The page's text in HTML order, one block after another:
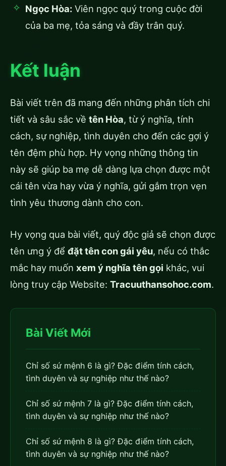
Ngọc Hòa: Viên ngọc quý trong cuộc đời
của ba mẹ, tỏa sáng và đầy trân quý.
Kết luận
Bài viết trên đã mang đến những phân tích chi
tiết và sâu sắc về tên Hòa, từ ý nghĩa, tính
cách, sự nghiệp, tình duyên cho đến các gợi ý
tên đệm phù hợp. Hy vọng những thông tin
này sẽ giúp ba mẹ dễ dàng lựa chọn được một
cái tên vừa hay vừa ý nghĩa, gửi gắm trọn vẹn
tình yêu thương dành cho con.
Hy vọng qua bài viết, quý độc giả sẽ chọn được
tên ưng ý để đặt tên con gái yêu, nếu có thắc
mắc hay muốn xem ý nghĩa tên gọi khác, vui
lòng truy cập Website: Tracuuthansohoc.com.
Bài Viết Mới
Chỉ số sứ mệnh 6 là gì? Đặc điểm tính cách,
tình duyên và sự nghiệp như thế nào?
Chỉ số sứ mệnh 7 là gì? Đặc điểm tính cách,
tình duyên và sự nghiệp như thế nào?
Chỉ số sứ mệnh 8 là gì? Đặc điểm tính cách,
tình duyên và sự nghiệp như thế nào?